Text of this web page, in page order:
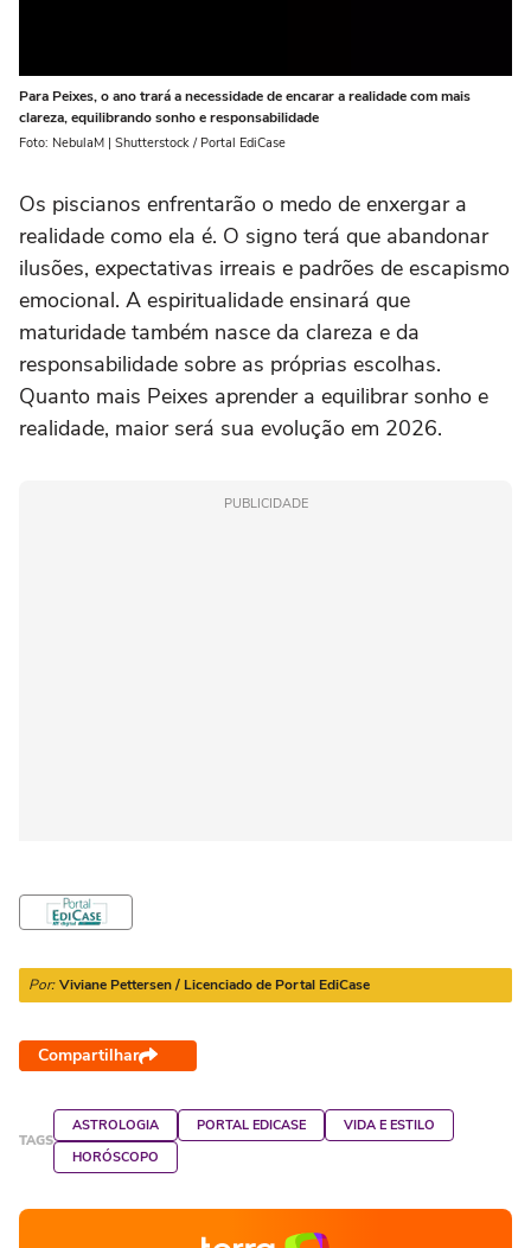
Para Peixes, o ano trará a necessidade de encarar a realidade com mais
clareza, equilibrando sonho e responsabilidade
Foto: NebulaM | Shutterstock / Portal EdiCase
Os piscianos enfrentarão o medo de enxergar a
realidade como ela é. O signo terá que abandonar
ilusões, expectativas irreais e padrões de escapismo
emocional. A espiritualidade ensinará que
maturidade também nasce da clareza e da
responsabilidade sobre as próprias escolhas.
Quanto mais Peixes aprender a equilibrar sonho e
realidade, maior será sua evolução em 2026.
PUBLICIDADE
Por: Viviane Pettersen / Licenciado de Portal EdiCase
Compartilhar
TAGS
ASTROLOGIA PORTAL EDICASE
VIDA E ESTILO
HORÓSCOPO